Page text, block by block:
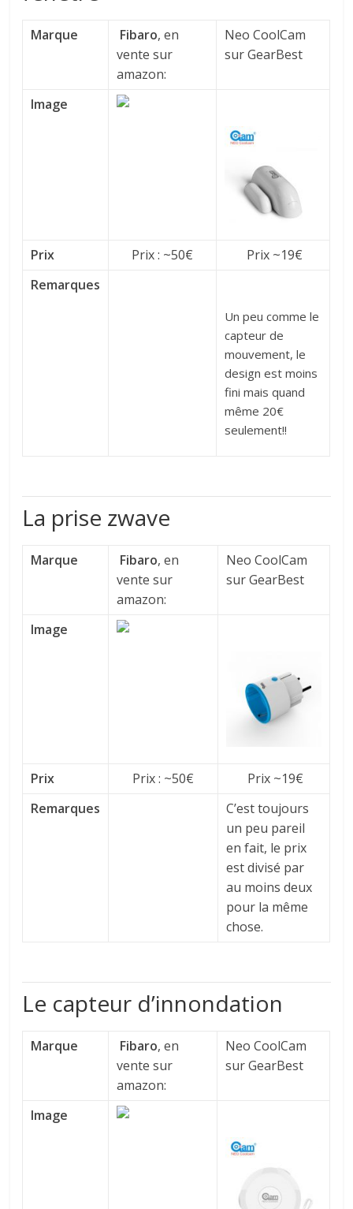
Marque Fibaro, en
vente sur
amazon:
Neo CoolCam
sur GearBest
Image
Prix Prix : ~50€
Prix ~19€
Remarques
Un peu comme le
capteur de
mouvement, le
design est moins
fini mais quand
même 20€
seulement!!
La prise zwave
Marque Fibaro, en
vente sur
amazon:
Neo CoolCam
sur GearBest
Image
Prix Prix : ~50€
Prix ~19€
Remarques
C’est toujours
un peu pareil
en fait, le prix
est divisé par
au moins deux
pour la même
chose.
Le capteur d’innondation
Marque Fibaro, en
vente sur
amazon:
Neo CoolCam
sur GearBest
Image